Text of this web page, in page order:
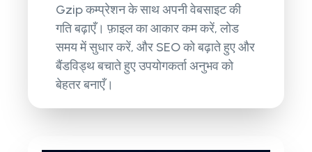
Gzip कम्प्रेशन के साथ अपनी वेबसाइट की
गति बढ़ाएँ। फ़ाइल का आकार कम करें, लोड
समय में सुधार करें, और SEO को बढ़ाते हुए और
बैंडविड्थ बचाते हुए उपयोगकर्ता अनुभव को
बेहतर बनाएँ।